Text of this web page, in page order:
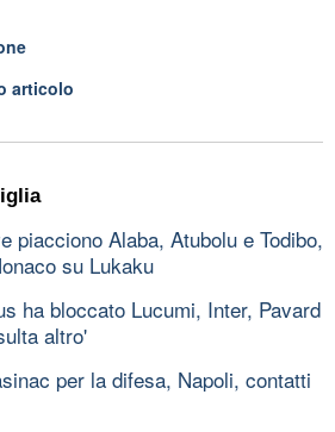
articolo
piacciono Alaba, Atubolu e Todibo,
su Lukaku
ha bloccato Lucumi, Inter, Pavard
altro'
per la difesa, Napoli, contatti